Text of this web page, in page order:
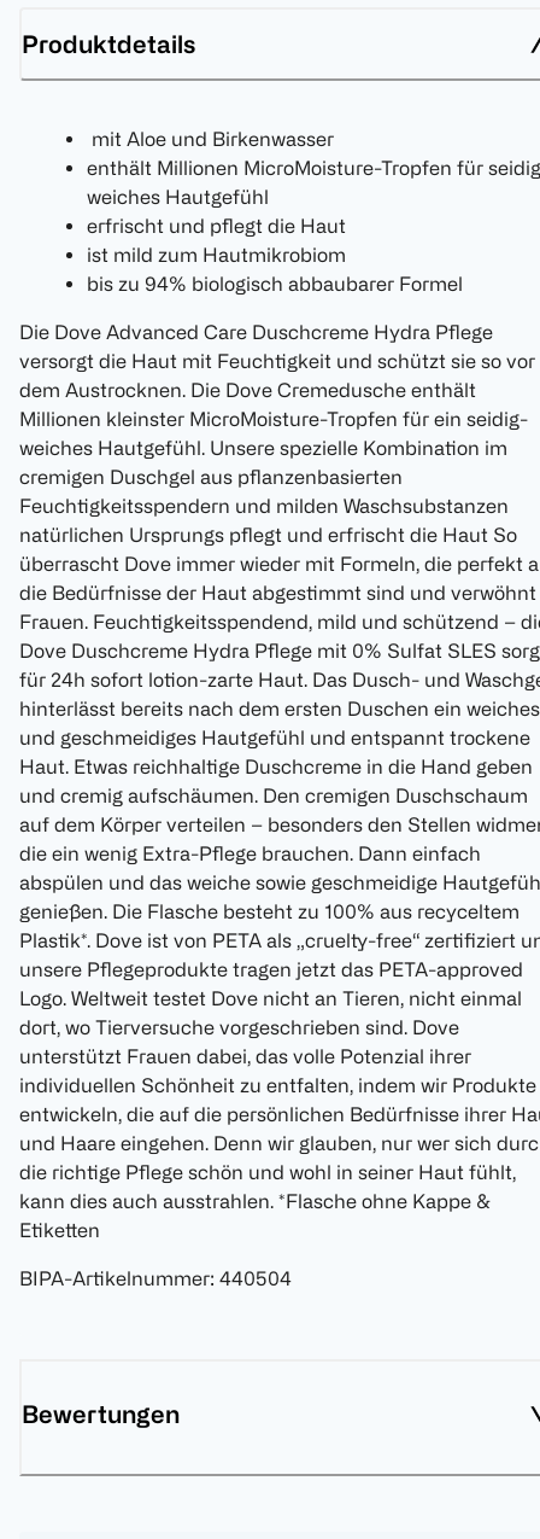
Produktdetails
mit Aloe und Birkenwasser
enthält Millionen MicroMoisture-Tropfen für
weiches Hautgefühl
erfrischt und pflegt die Haut
ist mild zum Hautmikrobiom
bis zu 94% biologisch abbaubarer Formel
Die Dove Advanced Care Duschcreme Hydra Pflege
versorgt die Haut mit Feuchtigkeit und schützt sie so vor
dem Austrocknen. Die Dove Cremedusche enthält
Millionen kleinster MicroMoisture-Tropfen für ein seidig-
weiches Hautgefühl. Unsere spezielle Kombination im
cremigen Duschgel aus pflanzenbasierten
Feuchtigkeitsspendern und milden Waschsubstanzen
natürlichen Ursprungs pflegt und erfrischt die Haut So
überrascht Dove immer wieder mit Formeln, die perfekt
die Bedürfnisse der Haut abgestimmt sind und verwöhnt
Frauen. Feuchtigkeitsspendend, mild und schützend –
Dove Duschcreme Hydra Pflege mit 0% Sulfat SLES
für 24h sofort lotion-zarte Haut. Das Dusch- und
hinterlässt bereits nach dem ersten Duschen ein weiches
und geschmeidiges Hautgefühl und entspannt trockene
Haut. Etwas reichhaltige Duschcreme in die Hand geben
und cremig aufschäumen. Den cremigen Duschschaum
auf dem Körper verteilen – besonders den Stellen
die ein wenig Extra-Pflege brauchen. Dann einfach
abspülen und das weiche sowie geschmeidige
genießen. Die Flasche besteht zu 100% aus recyceltem
Plastik*. Dove ist von PETA als „cruelty-free“ zertifiziert
unsere Pflegeprodukte tragen jetzt das PETA-approved
Logo. Weltweit testet Dove nicht an Tieren, nicht einmal
dort, wo Tierversuche vorgeschrieben sind. Dove
unterstützt Frauen dabei, das volle Potenzial ihrer
individuellen Schönheit zu entfalten, indem wir Produkte
entwickeln, die auf die persönlichen Bedürfnisse ihrer
und Haare eingehen. Denn wir glauben, nur wer sich
die richtige Pflege schön und wohl in seiner Haut fühlt,
kann dies auch ausstrahlen. *Flasche ohne Kappe &
Etiketten
BIPA-Artikelnummer: 440504
Bewertungen